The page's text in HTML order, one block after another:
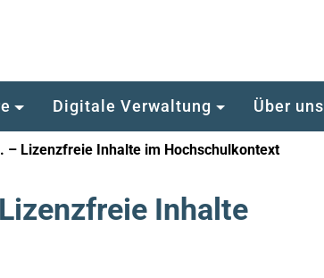
Digitale Verwaltung Über uns
– Lizenzfreie Inhalte im Hochschulkontext
Inhalte